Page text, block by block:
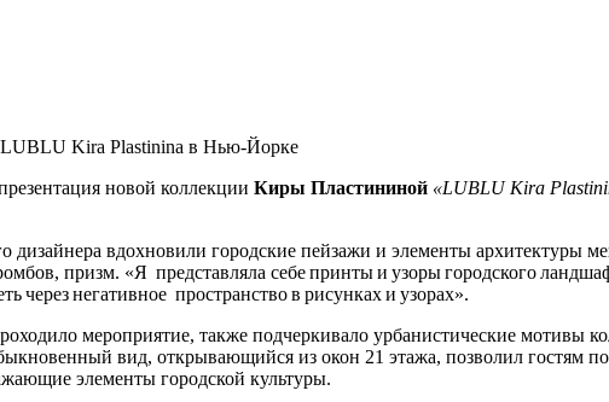
новой коллекции Киры Пластининой «LUBLU Kira
дизайнера вдохновили городские пейзажи и элементы архитектуры
призм. «Я представляла себе принты и узоры городского
через негативное пространство в рисунках и узорах».
мероприятие, также подчеркивало урбанистические
вид, открывающийся из окон 21 этажа, позволил гостям
элементы городской культуры.